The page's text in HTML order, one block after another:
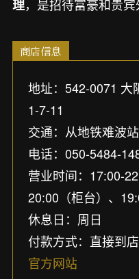
理，是招待富豪和贵宾
商店信息
地址：542-0071 大
1-7-11
交通：从地铁难波
电话：050-5484-
营业时间：17:00-
20:00（柜台）、
休息日：周日
付款方式：直接到
官方网站